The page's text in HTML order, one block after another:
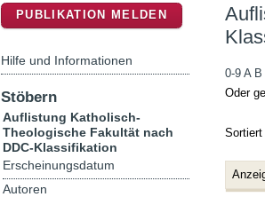
0-9 A B
Oder
Sortiert
PUBLIKATION MELDEN
Hilfe und Informationen
Stöbern
Auflistung Katholisch-
Theologische Fakultät nach
DDC-Klassifikation
Erscheinungsdatum
Autoren